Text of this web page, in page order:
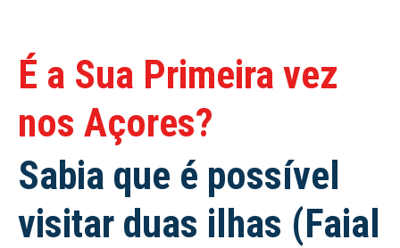
É a Sua Primeira vez
nos Açores?
Sabia que é possível
visitar duas ilhas (Faial